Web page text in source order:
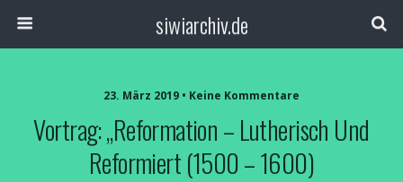
siwiarchiv.de
23. März 2019 • Keine Kommentare
Vortrag: „Reformation – Lutherisch Und
Reformiert (1500 – 1600)